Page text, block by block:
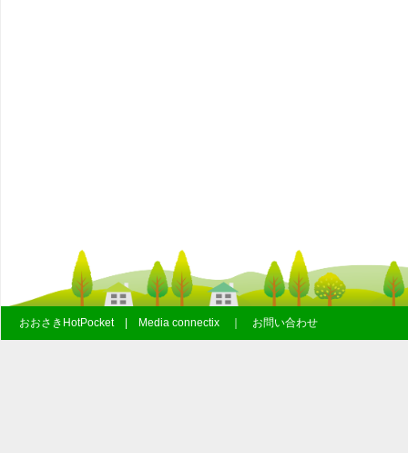
おおさきHotPocket | Media connectix ｜ お問い合わせ